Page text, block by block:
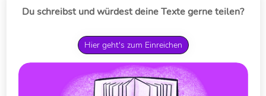
Du schreibst und würdest deine Texte gerne teilen?
Hier geht's zum Einreichen